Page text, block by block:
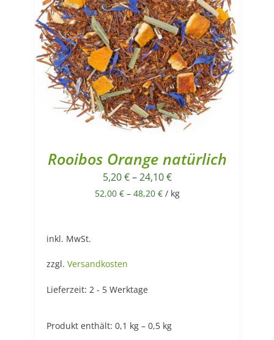
Rooibos Orange natürlich
5,20€–24,10€
52,00 €– 48,20 €/ kg
inkl. MwSt.
zzgl. Versandkosten
Lieferzeit: 2 - 5 Werktage
Produkt enthält: 0,1 kg – 0,5 kg